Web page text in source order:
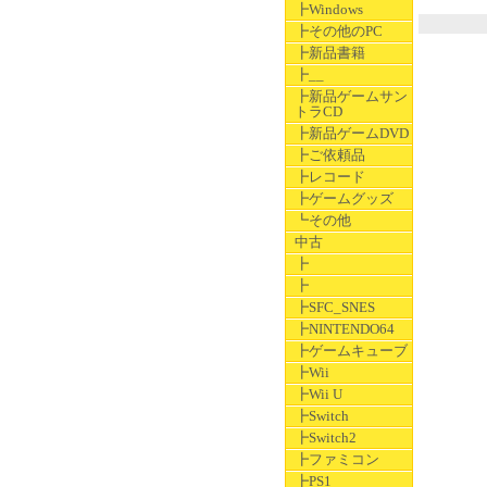
┣Windows
┣その他のPC
┣新品書籍
┣__
┣新品ゲームサン
トラCD
┣新品ゲームDVD
┣ご依頼品
┣レコード
┣ゲームグッズ
┗その他
中古
┣
┣
┣SFC_SNES
┣NINTENDO64
┣ゲームキューブ
┣Wii
┣Wii U
┣Switch
┣Switch2
┣ファミコン
┣PS1